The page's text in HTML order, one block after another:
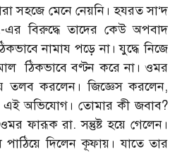
সহজে মেনে নেয়নি। হযরত সা‘দ
এর বিরুদ্ধে তাদের কেউ অপবাদ
নামায পড়ে না। যুদ্ধে নিজে
ঠিকভাবে বণ্টন করে না। ওমর
তলব করলেন। জিজ্ঞেস করলেন,
এই অভিযোগ। তোমার কী জবাব?
ফারূক রা. সন্তুষ্ট হয়ে গেলেন।
দিলেন কূফায়। যাতে তার